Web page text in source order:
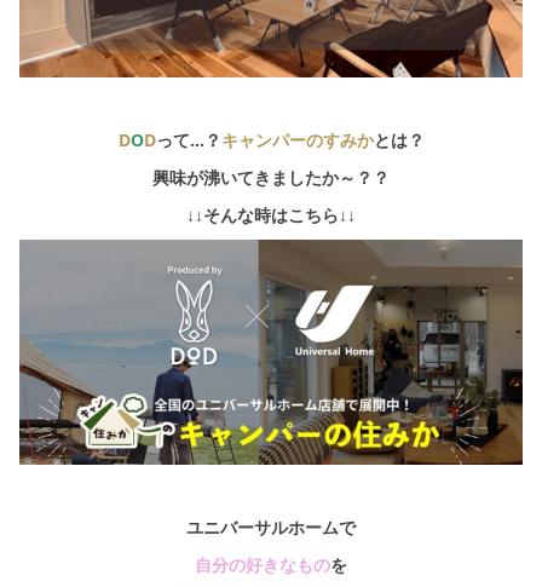
DODって…？ キャンパーのすみかとは？
興味が沸いてきましたか～？？
↓↓そんな時はこちら↓↓
ユニバーサルホームで
自分の好きなものを